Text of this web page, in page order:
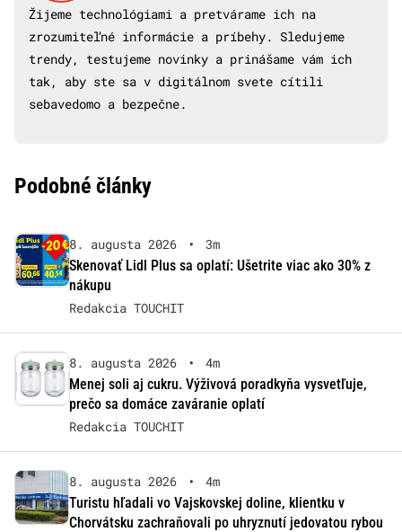
Žijeme technológiami a pretvárame ich na
zrozumiteľné informácie a príbehy. Sledujeme
trendy, testujeme novinky a prinášame vám ich
tak, aby ste sa v digitálnom svete cítili
sebavedomo a bezpečne.
Podobné články
8. augusta 2026 •
3m
Skenovať Lidl Plus sa oplatí: Ušetrite viac ako 30% z
nákupu
Redakcia TOUCHIT
8. augusta 2026 •
4m
Menej soli aj cukru. Výživová poradkyňa vysvetľuje,
prečo sa domáce zaváranie oplatí
Redakcia TOUCHIT
8. augusta 2026 •
4m
Turistu hľadali vo Vajskovskej doline, klientku v
Chorvátsku zachraňovali po uhryznutí jedovatou rybou